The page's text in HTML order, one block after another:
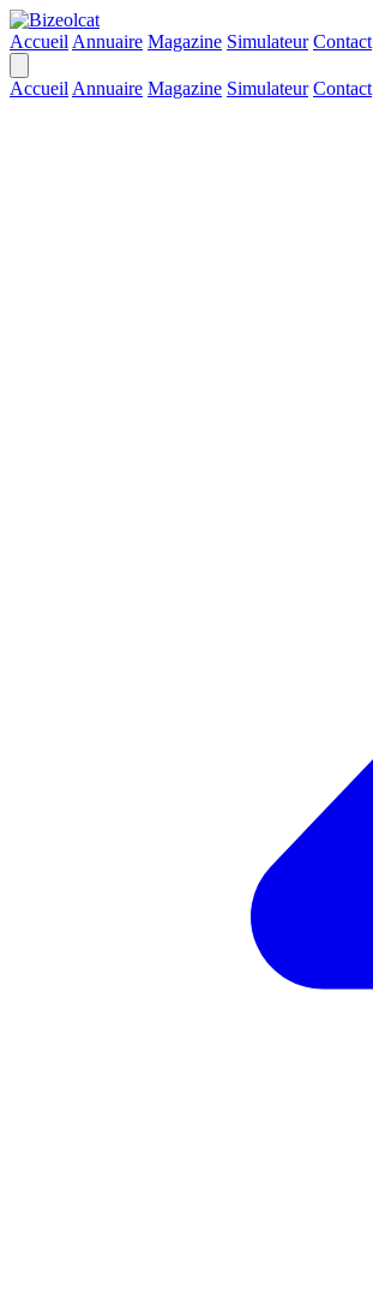
Accueil Annuaire Magazine Simulateur Contact
Accueil Annuaire Magazine Simulateur Contact